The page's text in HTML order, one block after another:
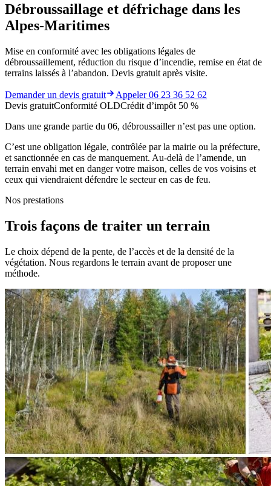
Débroussaillage et défrichage dans les
Alpes-Maritimes
Mise en conformité avec les obligations légales de
débroussaillement, réduction du risque d’incendie, remise en état de
terrains laissés à l’abandon. Devis gratuit après visite.
Demander un devis gratuit
Appeler 06 23 36 52 62
Devis gratuitConformité OLDCrédit d’impôt 50 %
Dans une grande partie du 06, débroussailler n’est pas une option.
C’est une obligation légale, contrôlée par la mairie ou la préfecture,
et sanctionnée en cas de manquement. Au-delà de l’amende, un
terrain envahi met en danger votre maison, celles de vos voisins et
ceux qui viendraient défendre le secteur en cas de feu.
Nos prestations
Trois façons de traiter un terrain
Le choix dépend de la pente, de l’accès et de la densité de la
végétation. Nous regardons le terrain avant de proposer une
méthode.